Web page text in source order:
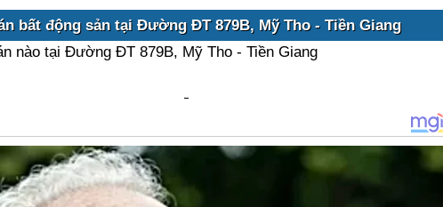
bất động sản tại Đường ĐT 879B, Mỹ Tho - Tiền Giang
nào tại Đường ĐT 879B, Mỹ Tho - Tiền Giang